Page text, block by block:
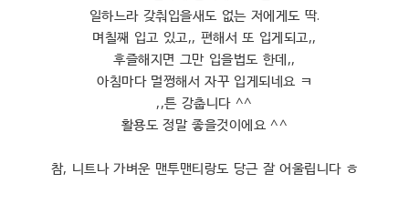
일하느라 갖춰입을새도 없는 저에게도 딱.
며칠째 입고 있고,, 편해서 또 입게되고,,
후즐해지면 그만 입을법도 한데,,
아침마다 멀쩡해서 자꾸 입게되네요 ㅋ
,,튼 강춥니다 ^^
활용도 정말 좋을것이에요 ^^
참, 니트나 가벼운 맨투맨티랑도 당근 잘 어울립니다 ㅎ